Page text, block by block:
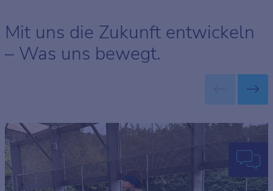
Mit uns die Zukunft entwickeln
– Was uns bewegt.